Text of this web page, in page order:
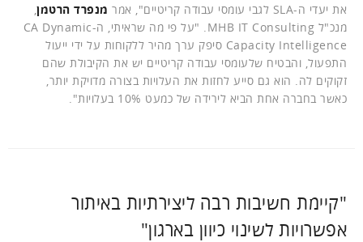
את יעדי ה-SLA לגבי עומסי עבודה קריטיים", אמר
מנפרד הרטמן
מנכ"ל MHB IT Consulting. "על פי מה שראיתי, ה-CA Dynamic
Capacity Intelligence סיפק ערך מהיר ללקוחות על ידי ייעול
התפעול, והבטיח שלעומסי עבודה קריטיים יש את הקיבולת שהם
זקוקים לה. הוא גם סייע לחזות את העלויות בצורה מדויקת יותר,
כאשר בחברה אחת הביא לירידה של כמעט 10% בעלויות".
"קיימת חשיבות רבה ליצירתיות באיתור
אפשרויות לשינוי כיוון בארגון"